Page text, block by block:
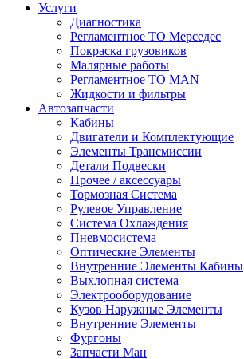
Услуги
Диагностика
Регламентное ТО Мерседес
Покраска грузовиков
Малярные работы
Регламентное ТО MAN
Жидкости и фильтры
Автозапчасти
Кабины
Двигатели и Комплектующие
Элементы Трансмиссии
Детали Подвески
Прочее / аксессуары
Тормозная Система
Рулевое Управление
Система Охлаждения
Пневмосистема
Оптические Элементы
Внутренние Элементы Кабины
Выхлопная система
Электрооборудование
Кузов Наружные Элементы
Внутренние Элементы
Фургоны
Запчасти Ман